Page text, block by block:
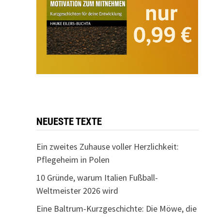
NEUESTE TEXTE
Ein zweites Zuhause voller Herzlichkeit:
Pflegeheim in Polen
10 Gründe, warum Italien Fußball-
Weltmeister 2026 wird
Eine Baltrum-Kurzgeschichte: Die Möwe, die